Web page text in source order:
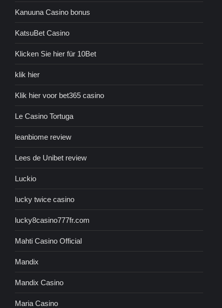
Kanuuna Casino bonus
KatsuBet Casino
Klicken Sie hier für 10Bet
klik hier
Klik hier voor bet365 casino
Le Casino Tortuga
leanbiome review
Lees de Unibet review
Luckio
lucky twice casino
lucky8casino777fr.com
Mahti Casino Official
Mandix
Mandix Casino
Maria Casino